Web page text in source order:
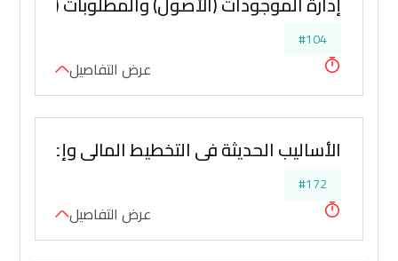
#104
عرض التفاصيل
الأساليب الحديثة في التخطيط المالي وإعداد
#172
عرض التفاصيل